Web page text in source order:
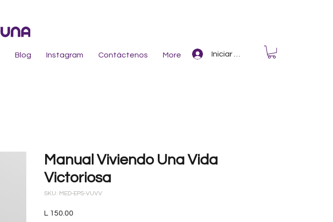
Blog Instagram Contáctenos More Iniciar Sesión
Manual Viviendo Una Vida
Victoriosa
SKU: MED-EPS-VUVV
L 150.00